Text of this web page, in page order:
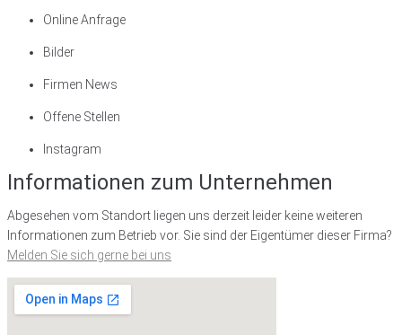
Online Anfrage
Bilder
Firmen News
Offene Stellen
Instagram
Informationen zum Unternehmen
Abgesehen vom Standort liegen uns derzeit leider keine weiteren
Informationen zum Betrieb vor. Sie sind der Eigentümer dieser Firma?
Melden Sie sich gerne bei uns